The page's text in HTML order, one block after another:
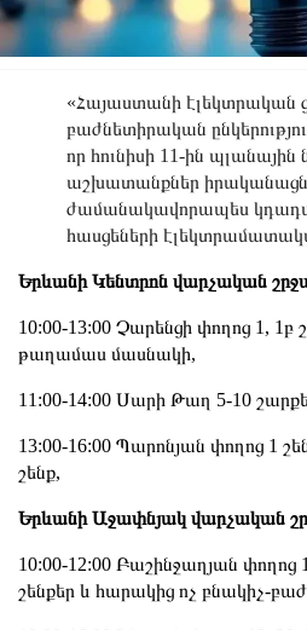
«Հայաստանի էլեկտրական
բաժնետիրական
որ հունիսի 11-ին պլանային
աշխատանքներ
ժամանակավորապես
հասցեների
Երևանի Կենտրոն վարչական
10:00-13:00 Չարենցի փողոց 1, 1բ
թաղամաս մասնակի,
11:00-14:00 Սարի Թաղ 5-10
13:00-16:00 Պարոնյան փողոց 1
շենք,
Երևանի Աջափնյակ վարչական
10:00-12:00 Բաշինջաղյան փողոց
շենքեր և հարակից ոչ բնակիչ-